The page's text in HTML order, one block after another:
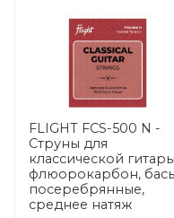
FLIGHT FCS-500 N -
Струны для
классической
флюорокарбон,
посеребрянные,
среднее натяж